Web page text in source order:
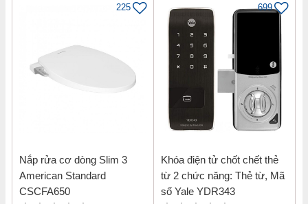
225
Nắp rửa cơ dòng Slim 3
American Standard
CSCFA650
699
Khóa điện tử chốt chết thẻ
từ 2 chức năng: Thẻ từ, Mã
số Yale YDR343